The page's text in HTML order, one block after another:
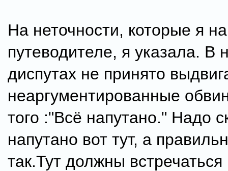
На неточности, которые я
путеводителе, я указала. В
диспутах не принято
неаргументированные
того :"Всё напутано." Надо
напутано вот тут, а
так.Тут должны встречаться